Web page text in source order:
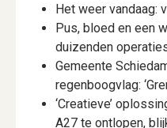
Het weer vandaag:
Pus, bloed en een
duizenden
Gemeente
regenboogvlag:
‘Creatieve’
A27 te ontlopen,